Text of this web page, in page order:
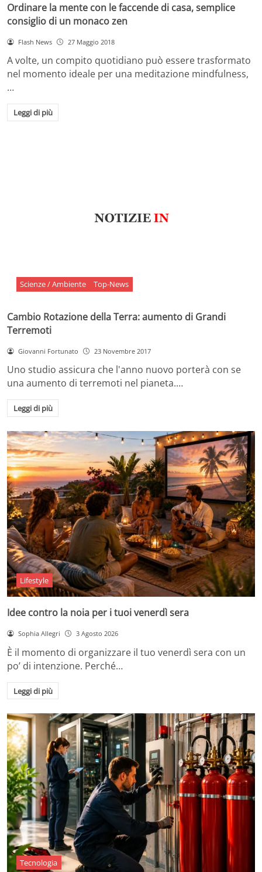
Ordinare la mente con le faccende di casa, semplice
consiglio di un monaco zen
Flash News 27 Maggio 2018
A volte, un compito quotidiano può essere trasformato
nel momento ideale per una meditazione mindfulness,
…
Leggi di più
Scienze / Ambiente Top-News
Cambio Rotazione della Terra: aumento di Grandi
Terremoti
Giovanni Fortunato 23 Novembre 2017
Uno studio assicura che l'anno nuovo porterà con se
una aumento di terremoti nel pianeta.…
Leggi di più
Lifestyle
Idee contro la noia per i tuoi venerdì sera
Sophia Allegri 3 Agosto 2026
È il momento di organizzare il tuo venerdì sera con un
po’ di intenzione. Perché…
Leggi di più
Tecnologia